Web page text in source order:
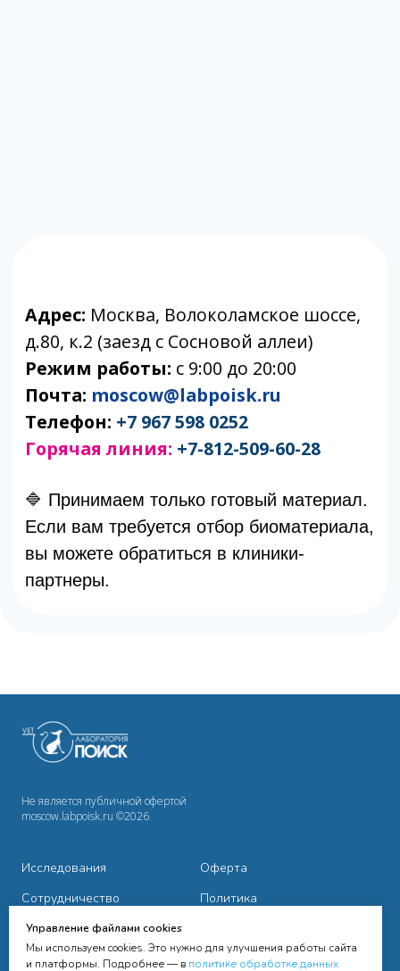
Не является публичной офертой
moscow.labpoisk.ru ©2026
Исследования
Сотрудничество
Cправочная информация
Контакты
Оферта
Политика
Управление файлами cookies
Мы используем cookies. Это нужно для улучшения работы сайта
и платформы. Подробнее — в политике обработке данных